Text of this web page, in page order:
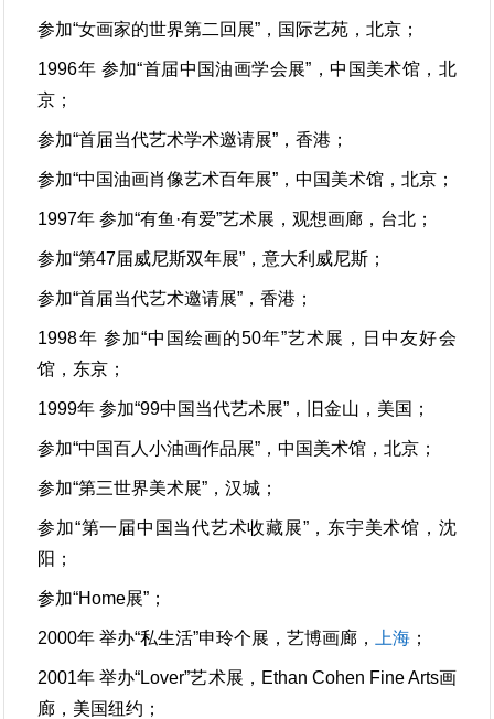
参加“女画家的世界第二回展”，国际艺苑，北京；
1996年 参加“首届中国油画学会展”，中国美术馆，北
京；
参加“首届当代艺术学术邀请展”，香港；
参加“中国油画肖像艺术百年展”，中国美术馆，北京；
1997年 参加“有鱼·有爱”艺术展，观想画廊，台北；
参加“第47届威尼斯双年展”，意大利威尼斯；
参加“首届当代艺术邀请展”，香港；
1998年 参加“中国绘画的50年”艺术展，日中友好会
馆，东京；
1999年 参加“99中国当代艺术展”，旧金山，美国；
参加“中国百人小油画作品展”，中国美术馆，北京；
参加“第三世界美术展”，汉城；
参加“第一届中国当代艺术收藏展”，东宇美术馆，沈
阳；
参加“Home展”；
2000年 举办“私生活”申玲个展，艺博画廊， 上海 ；
2001年 举办“Lover”艺术展，Ethan Cohen Fine Arts画
廊，美国纽约；